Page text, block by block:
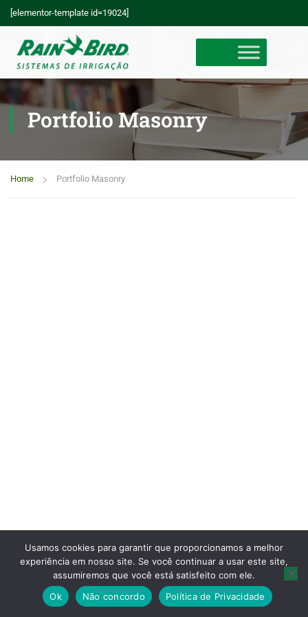
[elementor-template id=19024]
Portfolio Masonry
Home Portfolio Masonry
[thim_ekit id=”8920″]
Usamos cookies para garantir que proporcionamos a melhor
experiência em nosso site. Se você continuar a usar este site,
assumiremos que você está satisfeito com ele.
Ok
Não concordo Política de Privacidade